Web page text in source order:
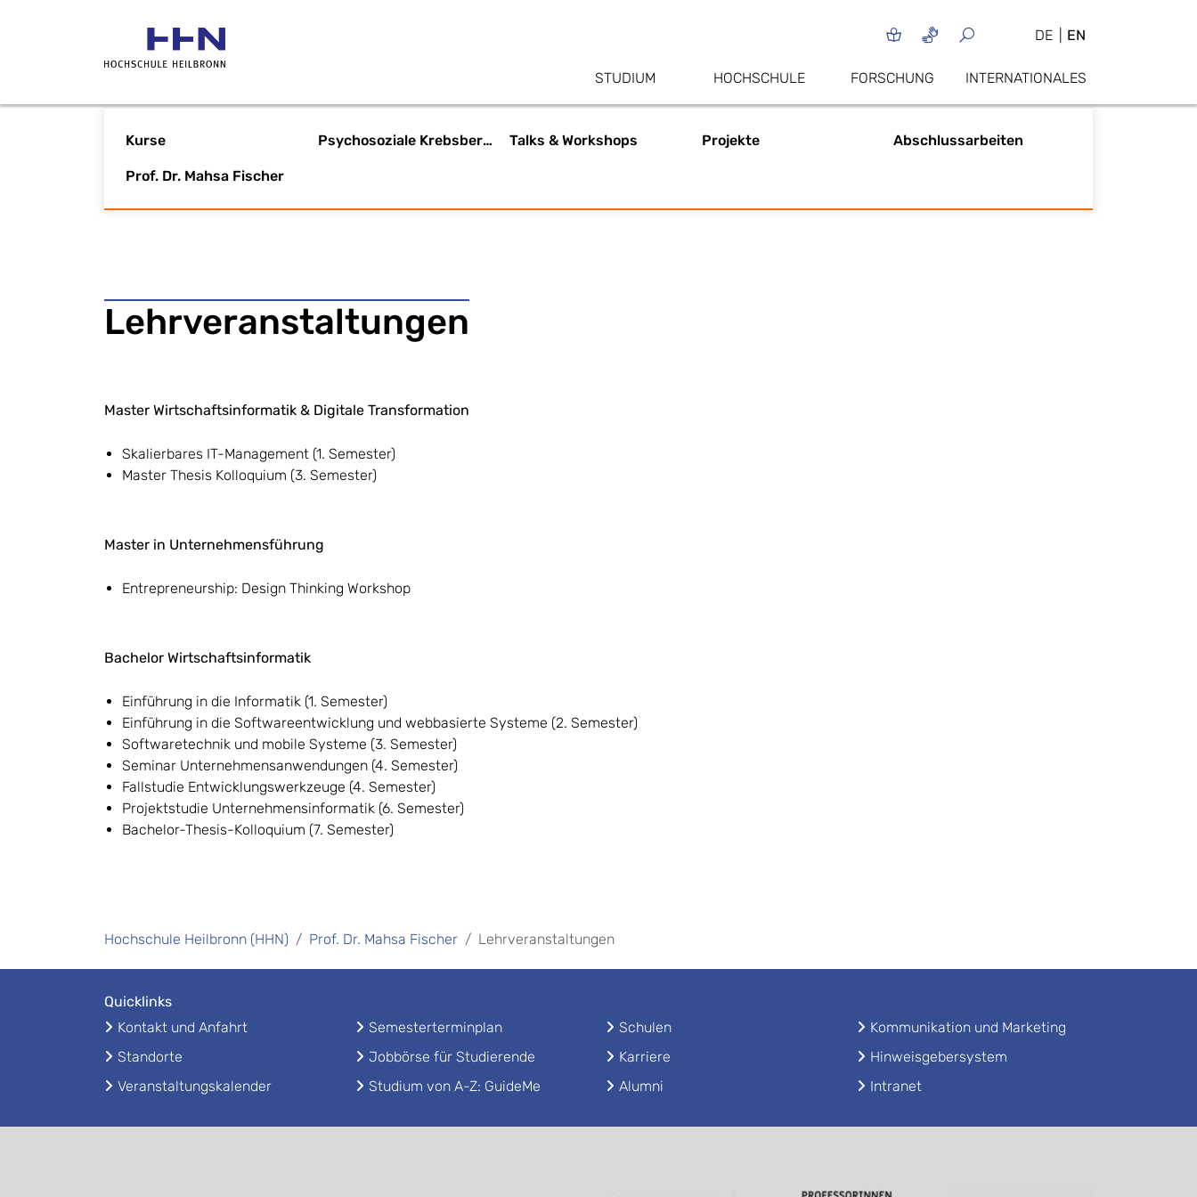
DE EN
STUDIUM HOCHSCHULE FORSCHUNG INTERNATIONALES
Kurse Psychosoziale Krebsberatung Talks & Workshops Projekte Abschlussarbeiten
Prof. Dr. Mahsa Fischer
​Lehrveranstaltungen
Master Wirtschaftsinformatik & Digitale Transformation
Skalierbares IT-Management (1. Semester)
Master Thesis Kolloquium (3. Semester)
Master in Unternehmensführung
Entrepreneurship: Design Thinking Workshop
Bachelor Wirtschaftsinformatik
Einführung in die Informatik (1. Semester)
Einführung in die Softwareentwicklung und webbasierte Systeme (2. Semester)
Softwaretechnik und mobile Systeme (3. Semester)
Seminar Unternehmensanwendungen (4. Semester)
Fallstudie Entwicklungswerkzeuge (4. Semester)
Projektstudie Unternehmensinformatik (6. Semester)
Bachelor-Thesis-Kolloquium (7. Semester)
Hochschule Heilbronn (HHN) Prof. Dr. Mahsa Fischer Lehrveranstaltungen
Quicklinks
Kontakt und Anfahrt
Standorte
Veranstaltungskalender
Semesterterminplan
Jobbörse für Studierende
Studium von A-Z: GuideMe
Schulen
Karriere
Alumni
Kommunikation und Marketing
Hinweisgebersystem
Intranet